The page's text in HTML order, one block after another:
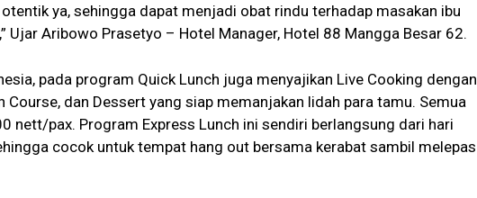
ya, sehingga dapat menjadi obat rindu terhadap masakan ibu
Ujar Aribowo Prasetyo – Hotel Manager, Hotel 88 Mangga Besar 62.
pada program Quick Lunch juga menyajikan Live Cooking dengan
Course, dan Dessert yang siap memanjakan lidah para tamu. Semua
nett/pax. Program Express Lunch ini sendiri berlangsung dari hari
cocok untuk tempat hang out bersama kerabat sambil melepas